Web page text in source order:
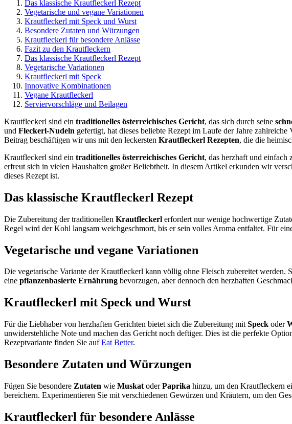
Das klassische Krautfleckerl Rezept
Vegetarische und vegane Variationen
Krautfleckerl mit Speck und Wurst
Besondere Zutaten und Würzungen
Krautfleckerl für besondere Anlässe
Fazit zu den Krautfleckern
Das klassische Krautfleckerl Rezept
Vegetarische Variationen
Krautfleckerl mit Speck
Innovative Kombinationen
Vegane Krautfleckerl
Serviervorschläge und Beilagen
Krautfleckerl sind ein traditionelles österreichisches Gericht, das sich durch seine
und Fleckerl-Nudeln gefertigt, hat dieses beliebte Rezept im Laufe der Jahre
Beitrag beschäftigen wir uns mit den leckersten Krautfleckerl Rezepten, die die
Krautfleckerl sind ein traditionelles österreichisches Gericht, das herzhaft und einfach
erfreut sich in vielen Haushalten großer Beliebtheit. In diesem Artikel erkunden wir
dieses Rezept ist.
Das klassische Krautfleckerl Rezept
Die Zubereitung der traditionellen Krautfleckerl erfordert nur wenige hochwertige
Regel wird der Kohl langsam weichgeschmort, bis er sein volles Aroma entfaltet. Für
Vegetarische und vegane Variationen
Die vegetarische Variante der Krautfleckerl kann völlig ohne Fleisch zubereitet werden.
eine pflanzenbasierte Ernährung bevorzugen, aber dennoch den herzhaften
Krautfleckerl mit Speck und Wurst
Für die Liebhaber von herzhaften Gerichten bietet sich die Zubereitung mit Speck oder
unwiderstehliche Note und machen das Gericht noch deftiger. Dies ist die perfekte
Rezeptvariante finden Sie aufEat Better.
Besondere Zutaten und Würzungen
Fügen Sie besondere Zutaten wie Muskat oderPaprika hinzu, um den Krautfleckern
bereichern. Experimentieren Sie mit verschiedenen Gewürzen und Kräutern, um den
Krautfleckerl für besondere Anlässe